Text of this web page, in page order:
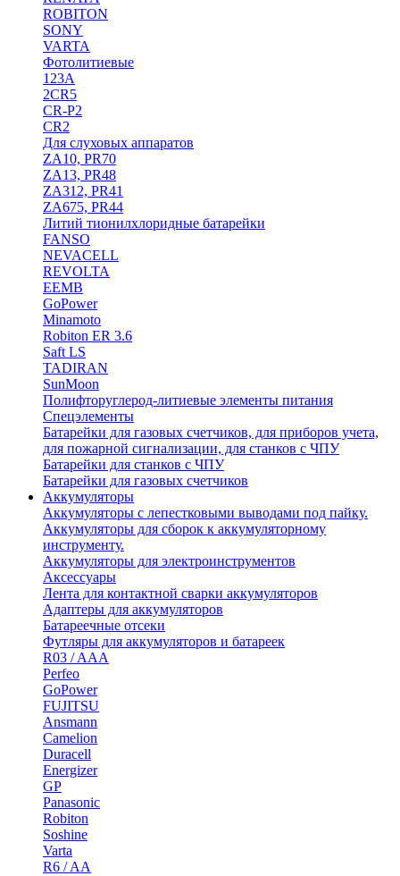
ROBITON
SONY
VARTA
Фотолитиевые
123A
2CR5
CR-P2
CR2
Для слуховых аппаратов
ZA10, PR70
ZA13, PR48
ZA312, PR41
ZA675, PR44
Литий тионилхлоридные батарейки
FANSO
NEVACELL
REVOLTA
EEMB
GoPower
Minamoto
Robiton ER 3.6
Saft LS
TADIRAN
SunMoon
Полифторуглерод-литиевые элементы питания
Спецэлементы
Батарейки для газовых счетчиков, для приборов учета,
для пожарной сигнализации, для станков с ЧПУ
Батарейки для станков с ЧПУ
Батарейки для газовых счетчиков
Аккумуляторы
Аккумуляторы с лепестковыми выводами под пайку.
Аккумуляторы для сборок к аккумуляторному
инструменту.
Аккумуляторы для электроинструментов
Аксессуары
Лента для контактной сварки аккумуляторов
Адаптеры для аккумуляторов
Батареечные отсеки
Футляры для аккумуляторов и батареек
R03 / AAA
Perfeo
GoPower
FUJITSU
Ansmann
Camelion
Duracell
Energizer
GP
Panasonic
Robiton
Soshine
Varta
R6 / AA